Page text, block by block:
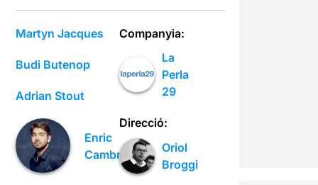
Martyn Jacques
Budi Butenop
Adrian Stout
Enric
Cambray
Companyia:
La
Perla
29
Direcció:
Oriol
Broggi